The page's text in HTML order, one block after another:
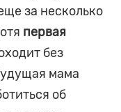
за несколько
первая
без
мама
об